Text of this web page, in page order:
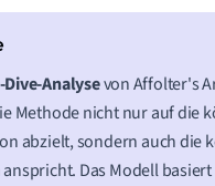
Dive-Analysevon Affolter's
Methode nicht nur auf die
abzielt, sondern auch die
Das Modell